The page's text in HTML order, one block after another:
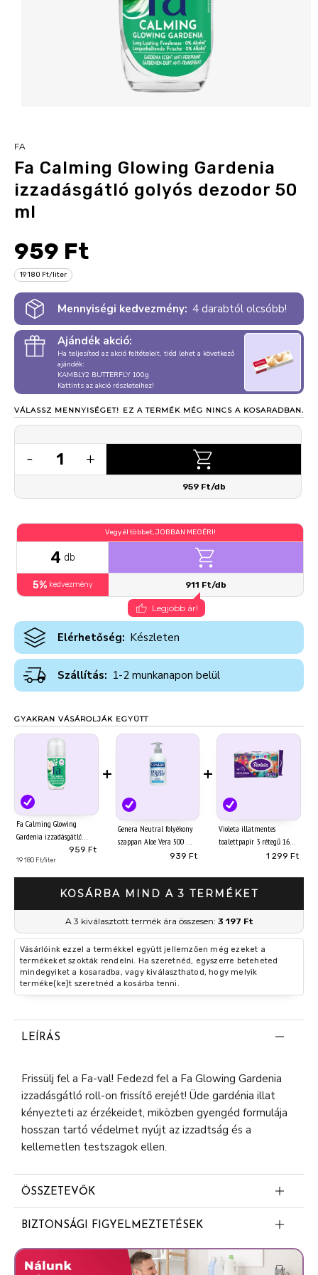
FA
Fa Calming Glowing Gardenia
izzadásgátló golyós dezodor 50
ml
959 Ft
19 180 Ft/liter
Mennyiségi kedvezmény: 4 darabtól olcsóbb!
Ajándék akció:
Ha teljesíted az akció feltételeit, tiéd lehet a következő
ajándék:
KAMBLY2 BUTTERFLY 100g
Kattints az akció részleteihez!
VÁLASSZ MENNYISÉGET! EZ A TERMÉK MÉG NINCS A KOSARADBAN.
- 1 +
959 Ft/db
Vegyél többet, JOBBAN MEGÉRI!
4 db
5% kedvezmény 911 Ft/db
Legjobb ár!
Elérhetőség: Készleten
Szállítás: 1-2 munkanapon belül
GYAKRAN VÁSÁROLJÁK EGYÜTT
Fa Calming Glowing
Gardenia izzadásgátló
golyós dezodor 50 ml959 Ft
19 180 Ft/liter
+
Genera Neutral folyékony
szappan Aloe Vera 500 ml
939 Ft
+
Violeta illatmentes
toalettpapír 3 rétegű 16
tekercs Limited Edition
1 299 Ft
KOSÁRBA MIND A 3 TERMÉKET
A 3 kiválasztott termék ára összesen: 3 197 Ft
Vásárlóink ezzel a termékkel együtt jellemzően még ezeket a
termékeket szokták rendelni. Ha szeretnéd, egyszerre beteheted
mindegyiket a kosaradba, vagy kiválaszthatod, hogy melyik
terméke(ke)t szeretnéd a kosárba tenni.
LEÍRÁS
Frissülj fel a Fa-val! Fedezd fel a Fa Glowing Gardenia
izzadásgátló roll-on frissítő erejét! Üde gardénia illat
kényezteti az érzékeidet, miközben gyengéd formulája
hosszan tartó védelmet nyújt az izzadtság és a
kellemetlen testszagok ellen.
ÖSSZETEVŐK
Aqua (Water, Eau)
Steareth-2
BIZTONSÁGI FIGYELMEZTETÉSEK
Ne használja irritált, vagy sérült bőr esetén.